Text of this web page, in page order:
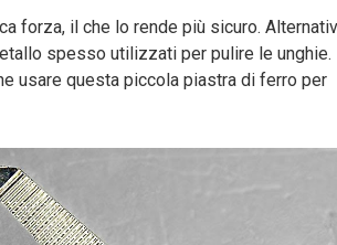
forza, il che lo rende più sicuro.
spesso utilizzati per pulire le unghie.
usare questa piccola piastra di ferro per